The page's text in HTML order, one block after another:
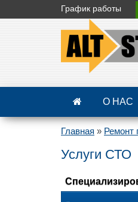
График работы
О НАС
Главная » Ремонт
Услуги СТО